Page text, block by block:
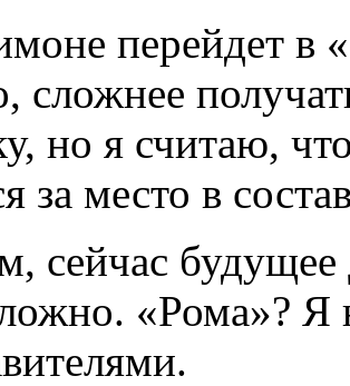
перейдет в
сложнее
но я считаю,
за место в
сейчас будущее
«Рома»? Я